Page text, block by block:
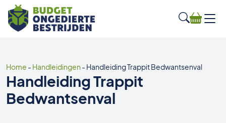
Home - Handleidingen - Handleiding Trappit Bedwantsenval
Handleiding Trappit
Bedwantsenval